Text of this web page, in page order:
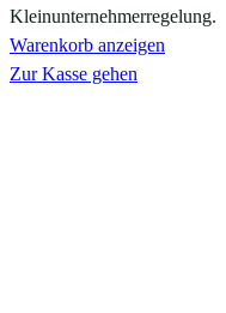
Kleinunternehmerregelung.
Warenkorb anzeigen
Zur Kasse gehen